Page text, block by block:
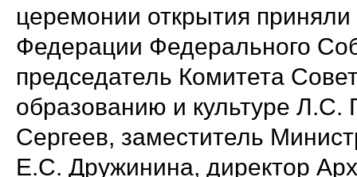
церемонии открытия
Федерации Федерального
председатель Комитета
образованию и культуре
Сергеев, заместитель
Е.С. Дружинина, директор